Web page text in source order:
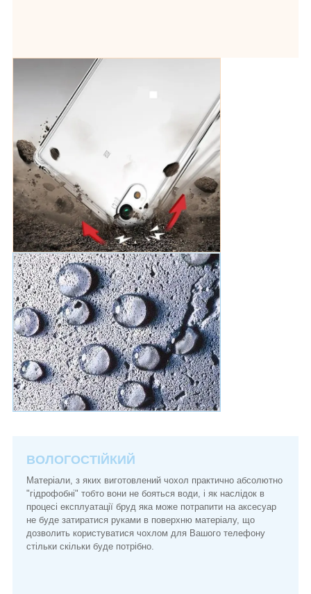
ВОЛОГОСТІЙКИЙ
Матеріали, з яких виготовлений чохол практично абсолютно
"гідрофобні" тобто вони не бояться води, і як наслідок в
процесі експлуатації бруд яка може потрапити на аксесуар
не буде затиратися руками в поверхню матеріалу, що
дозволить користуватися чохлом для Вашого телефону
стільки скільки буде потрібно.